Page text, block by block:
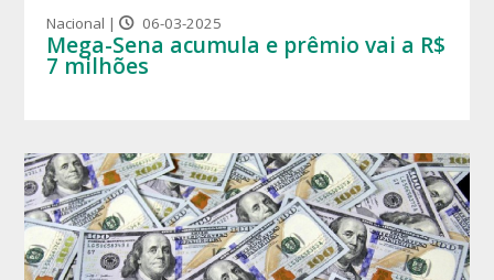
Nacional | 06-03-2025
Mega-Sena acumula e prêmio vai a R$
7 milhões